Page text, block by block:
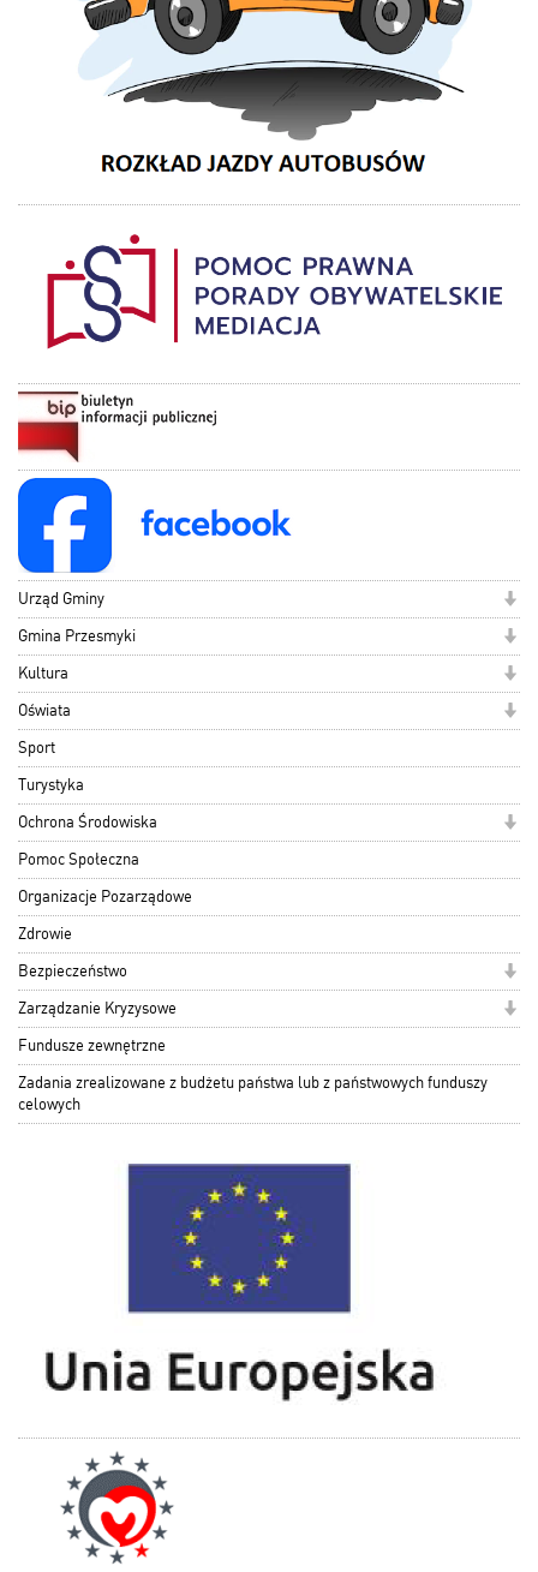
Urząd Gminy
Gmina Przesmyki
Kultura
Oświata
Sport
Turystyka
Ochrona Środowiska
Pomoc Społeczna
Organizacje Pozarządowe
Zdrowie
Bezpieczeństwo
Zarządzanie Kryzysowe
Fundusze zewnętrzne
Zadania zrealizowane z budżetu państwa lub z państwowych funduszy
celowych